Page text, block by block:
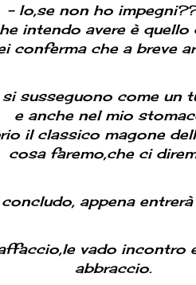
- Io,se non ho
intendo avere è quello
conferma che a breve
susseguono come un
e anche nel mio
il classico magone
cosa faremo,che ci
appena entrerà
vado incontro
abbraccio.